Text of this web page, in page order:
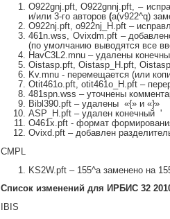
O922gnj.pft, O922gnnj.pft, –
и/или 3-го авторов (a(v922^q)
O922nj.pft, o922nj_H.pft –
461n.wss, Ovixdm.pft –
(по умолчанию выводятся все
HavC3L2.mnu – удалены
Oistasp.pft, Oistasp_H.pft,
Kv.mnu - перемещается (или
Otit461o.pft, otit461o_H.pft –
481spn.wss – уточнены
Bibl390.pft – удалены «{» и «}»
ASP_H.pft – удален конечный '
O461x.pft - формат
Ovixd.pft – добавлен
CMPL
KS2W.pft – 155^a заменено на
Список изменений для ИРБИС 32
IBIS